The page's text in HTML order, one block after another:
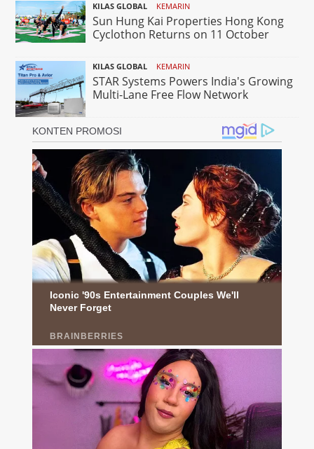
KILAS GLOBAL KEMARIN
Sun Hung Kai Properties Hong Kong
Cyclothon Returns on 11 October
KILAS GLOBAL KEMARIN
STAR Systems Powers India's Growing
Multi-Lane Free Flow Network